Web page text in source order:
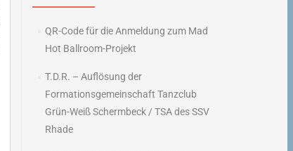
QR-Code für die Anmeldung zum Mad
Hot Ballroom-Projekt
T.D.R. – Auflösung der
Formationsgemeinschaft Tanzclub
Grün-Weiß Schermbeck / TSA des SSV
Rhade